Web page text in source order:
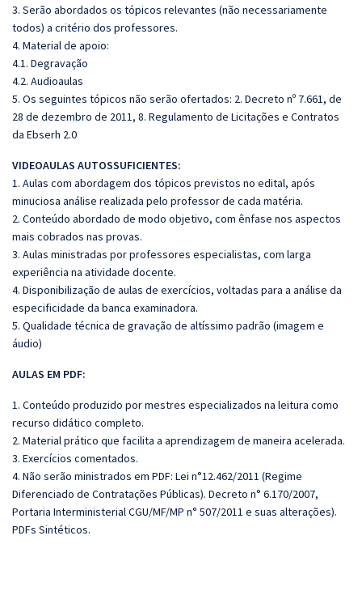
3. Serão abordados os tópicos relevantes (não necessariamente
todos) a critério dos professores.
4. Material de apoio:
4.1. Degravação
4.2. Audioaulas
5. Os seguintes tópicos não serão ofertados: 2. Decreto nº 7.661, de
28 de dezembro de 2011, 8. Regulamento de Licitações e Contratos
da Ebserh 2.0
VIDEOAULAS AUTOSSUFICIENTES:
1. Aulas com abordagem dos tópicos previstos no edital, após
minuciosa análise realizada pelo professor de cada matéria.
2. Conteúdo abordado de modo objetivo, com ênfase nos aspectos
mais cobrados nas provas.
3. Aulas ministradas por professores especialistas, com larga
experiência na atividade docente.
4. Disponibilização de aulas de exercícios, voltadas para a análise da
especificidade da banca examinadora.
5. Qualidade técnica de gravação de altíssimo padrão (imagem e
áudio)
AULAS EM PDF:
1. Conteúdo produzido por mestres especializados na leitura como
recurso didático completo.
2. Material prático que facilita a aprendizagem de maneira acelerada.
3. Exercícios comentados.
4. Não serão ministrados em PDF: Lei n°12.462/2011 (Regime
Diferenciado de Contratações Públicas). Decreto n° 6.170/2007,
Portaria Interministerial CGU/MF/MP n° 507/2011 e suas alterações).
PDFs Sintéticos.